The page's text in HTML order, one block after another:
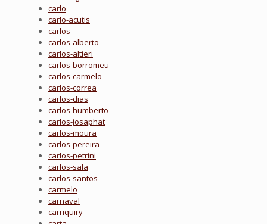
carlo
carlo-acutis
carlos
carlos-alberto
carlos-altieri
carlos-borromeu
carlos-carmelo
carlos-correa
carlos-dias
carlos-humberto
carlos-josaphat
carlos-moura
carlos-pereira
carlos-petrini
carlos-sala
carlos-santos
carmelo
carnaval
carriquiry